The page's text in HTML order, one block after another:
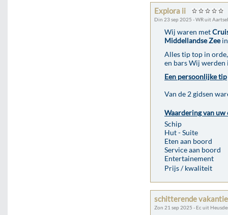
Explora ii
Din 23 sep 2025 - WR uit
Wij waren met
Middellandse Zeein
Alles tip top in
en bars Wij werden
Een persoonlijke tip
Van de 2 gidsen
Waardering van uw
Schip
Hut - Suite
Eten aan boord
Service aan boord
Entertainement
Prijs / kwaliteit
schitterende vakantie
Zon 21 sep 2025 - Ec uit